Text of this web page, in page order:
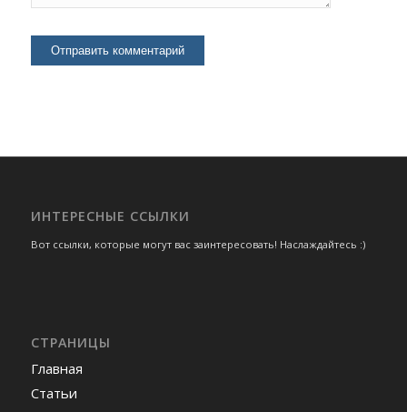
ИНТЕРЕСНЫЕ ССЫЛКИ
Вот ссылки, которые могут вас заинтересовать! Наслаждайтесь :)
СТРАНИЦЫ
Главная
Статьи